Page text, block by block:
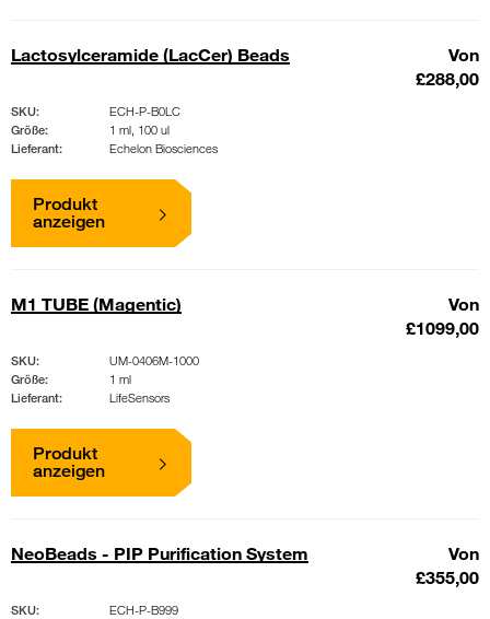
Lactosylceramide (LacCer) Beads
Von
£288,00
SKU:
ECH-P-B0LC
Größe:
1 ml, 100 ul
Lieferant:
Echelon Biosciences
Produkt
anzeigen
M1 TUBE (Magentic)
Von
£1099,00
SKU:
UM-0406M-1000
Größe:
1 ml
Lieferant:
LifeSensors
Produkt
anzeigen
NeoBeads - PIP Purification System
Von
£355,00
SKU:
ECH-P-B999